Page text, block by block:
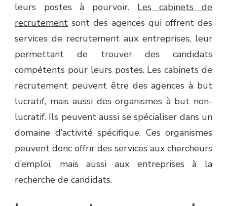
leurs postes à pourvoir. Les cabinets de
recrutement sont des agences qui offrent des
services de recrutement aux entreprises, leur
permettant de trouver des candidats
compétents pour leurs postes. Les cabinets de
recrutement peuvent être des agences à but
lucratif, mais aussi des organismes à but non-
lucratif. Ils peuvent aussi se spécialiser dans un
domaine d’activité spécifique. Ces organismes
peuvent donc offrir des services aux chercheurs
d’emploi, mais aussi aux entreprises à la
recherche de candidats.